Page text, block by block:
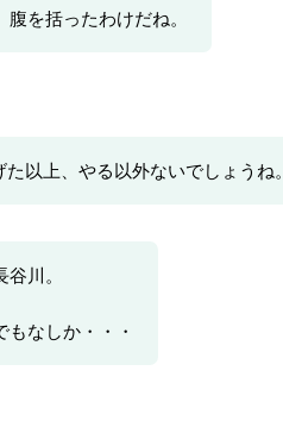
を括ったわけだね。
以上、やる以外ないでしょうね。
川。
なしか・・・